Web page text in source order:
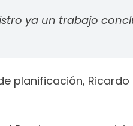
ya un trabajo
planificación,